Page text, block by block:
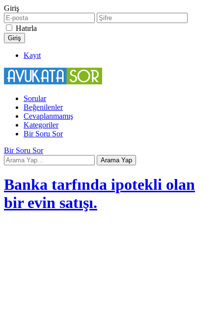
Giriş
Hatırla
Kayıt
Sorular
Beğenilenler
Cevaplanmamış
Kategoriler
Bir Soru Sor
Bir Soru Sor
Banka tarfında ipotekli olan
bir evin satışı.